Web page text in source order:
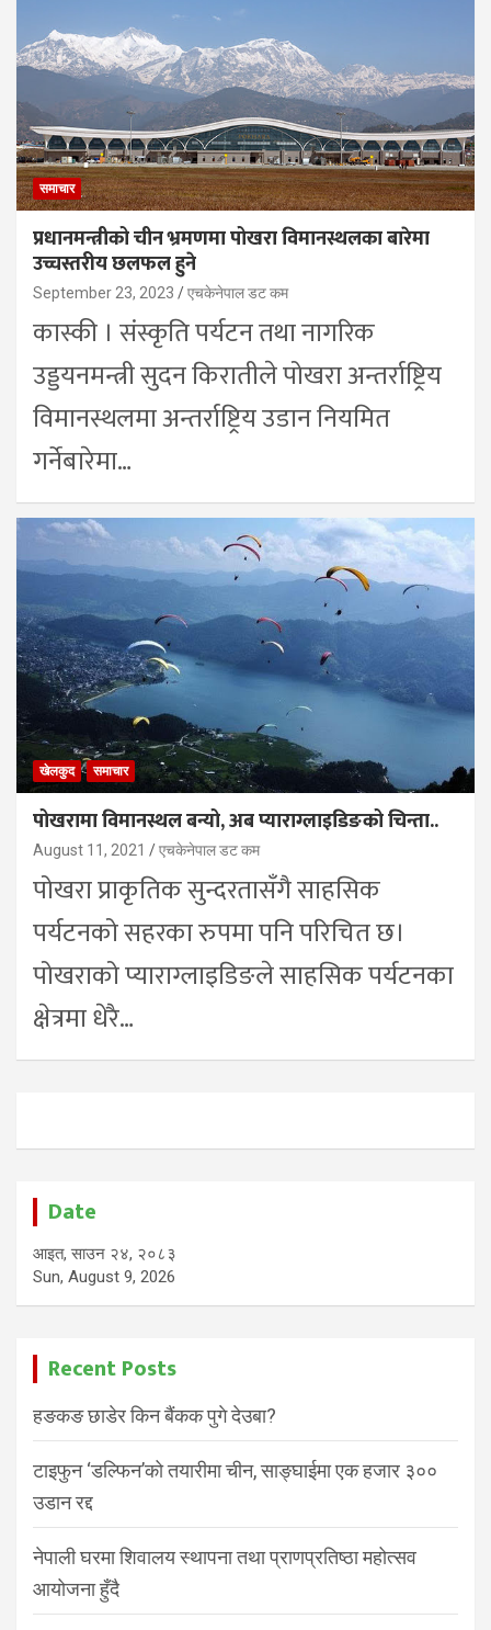
समाचार
प्रधानमन्त्रीको चीन भ्रमणमा पोखरा विमानस्थलका बारेमा
उच्चस्तरीय छलफल हुने
September 23, 2023 एचकेनेपाल डट कम
कास्की । संस्कृति पर्यटन तथा नागरिक
उड्डयनमन्त्री सुदन किरातीले पोखरा अन्तर्राष्ट्रिय
विमानस्थलमा अन्तर्राष्ट्रिय उडान नियमित
गर्नेबारेमा…
खेलकुद समाचार
पोखरामा विमानस्थल बन्यो, अब प्याराग्लाइडिङको चिन्ता..
August 11, 2021 एचकेनेपाल डट कम
पोखरा प्राकृतिक सुन्दरतासँगै साहसिक
पर्यटनको सहरका रुपमा पनि परिचित छ।
पोखराको प्याराग्लाइडिङले साहसिक पर्यटनका
क्षेत्रमा धेरै…
Date
आइत, साउन २४, २०८३
Sun, August 9, 2026
Recent Posts
हङकङ छाडेर किन बैंकक पुगे देउबा?
टाइफुन ‘डल्फिन’को तयारीमा चीन, साङ्घाईमा एक हजार ३००
उडान रद्द
नेपाली घरमा शिवालय स्थापना तथा प्राणप्रतिष्ठा महोत्सव
आयोजना हुँदै